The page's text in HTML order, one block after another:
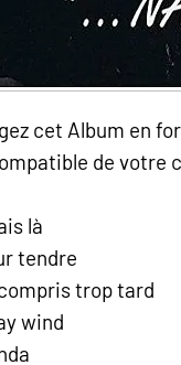
cet Album en
de votre
là
tendre
trop tard
wind